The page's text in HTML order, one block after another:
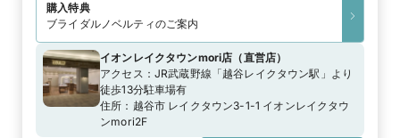
購入特典
ブライダルノベルティのご案内
イオンレイクタウンmori店 （直営店）
アクセス： JR武蔵野線「越谷レイクタウン駅」より
徒歩13分駐車場有
住所： 越谷市 レイクタウン3-1-1 イオンレイクタウ
ンmori2F